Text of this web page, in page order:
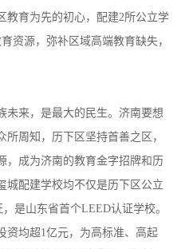
教育为先的初心，配建2所公立学
资源，弥补区域高端教育缺失，
未来，是最大的民生。济南要想
所周知， 历下区坚持首善之区，
，成为济南的教育金字招牌和历
城配建学校均不仅是历下区公立
，是山东省首个LEED认证学校。
资均超1亿元， 为高标准、高起